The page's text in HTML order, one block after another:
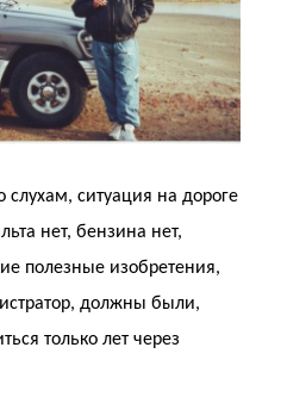
ситуация на дороге
нет, бензина нет,
полезные изобретения,
должны были,
только лет через